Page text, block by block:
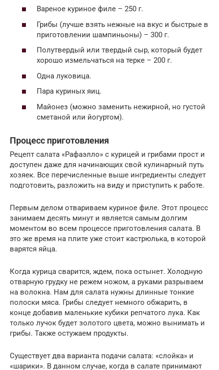
Вареное куриное филе – 250 г.
Грибы (лучше взять нежные на вкус и быстрые в
приготовлении шампиньоны) – 300 г.
Полутвердый или твердый сыр, который будет
хорошо измельчаться на терке – 200 г.
Одна луковица.
Пара куриных яиц.
Майонез (можно заменить нежирной, но густой
сметаной или йогуртом).
Процесс приготовления
Рецепт салата «Рафаэлло» с курицей и грибами прост и
доступен даже для начинающих свой кулинарный путь
хозяек. Все перечисленные выше ингредиенты следует
подготовить, разложить на виду и приступить к работе.
Первым делом отвариваем куриное филе. Этот процесс
занимаем десять минут и является самым долгим
моментом во всем процессе приготовления салата. В
это же время на плите уже стоит кастрюлька, в которой
варятся яйца.
Когда курица сварится, ждем, пока остынет. Холодную
отварную грудку не режем ножом, а руками разрываем
на волокна. Нам для салата нужны длинные тонкие
полоски мяса. Грибы следует немного обжарить, в
конце добавив маленькие кубики репчатого лука. Как
только лучок будет золотого цвета, можно вынимать и
грибы. Также остужаем продукты.
Существует два варианта подачи салата: «слойка» и
«шарики». В данном случае, когда в салате принимают